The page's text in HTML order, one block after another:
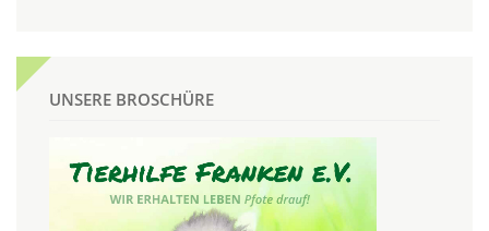
UNSERE BROSCHÜRE